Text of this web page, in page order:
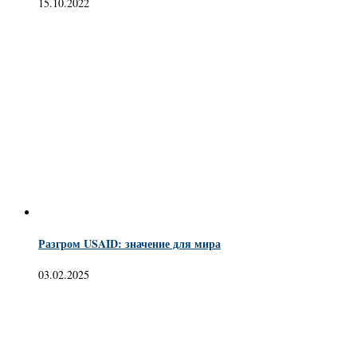
Разгром USAID: значение для мира
03.02.2025